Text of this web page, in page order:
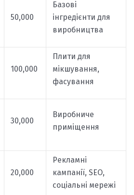
50,000
Базові
інгредієнти для
виробництва
100,000
Плити для
мікшування,
фасування
30,000
Виробниче
приміщення
20,000
Рекламні
кампанії, SEO,
соціальні мережі